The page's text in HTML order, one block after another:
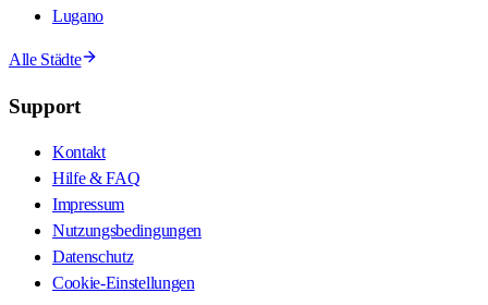
Lugano
Alle Städte
Support
Kontakt
Hilfe & FAQ
Impressum
Nutzungsbedingungen
Datenschutz
Cookie-Einstellungen